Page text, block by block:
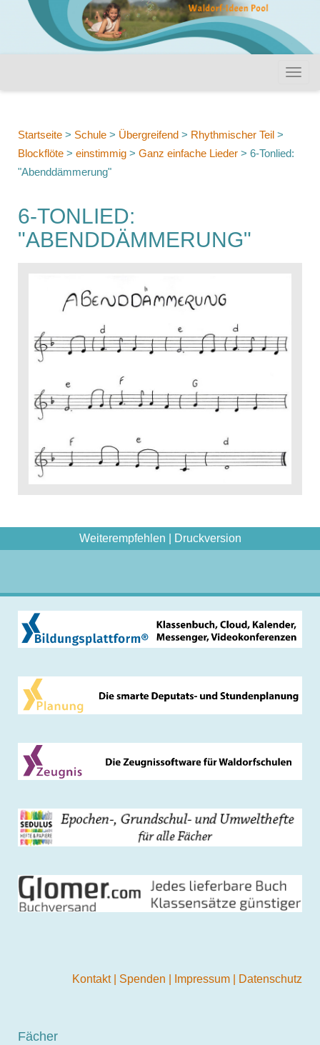
Startseite > Schule > Übergreifend > Rhythmischer Teil >
Blockflöte > einstimmig > Ganz einfache Lieder > 6-Tonlied:
"Abenddämmerung"
6-TONLIED:
"ABENDDÄMMERUNG"
Weiterempfehlen Druckversion
Kontakt Spenden Impressum Datenschutz
Fächer